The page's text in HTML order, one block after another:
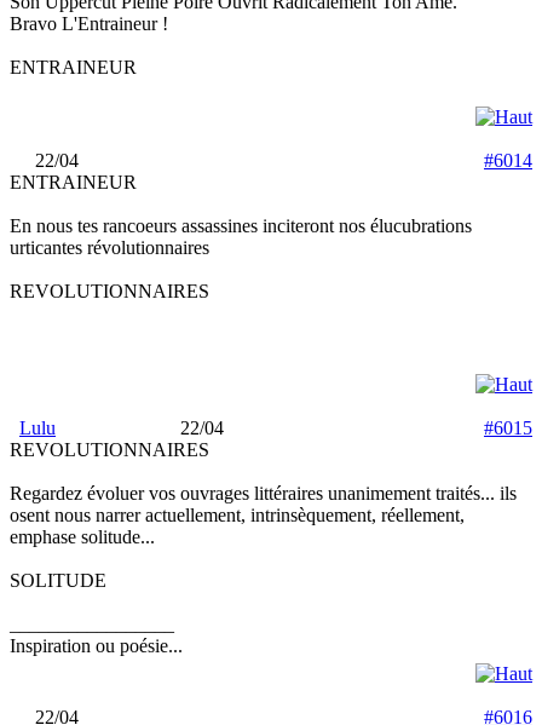
Bravo L'Entraineur !
ENTRAINEUR
22/04
#6014
ENTRAINEUR
En nous tes rancoeurs assassines inciteront nos élucubrations
urticantes révolutionnaires
REVOLUTIONNAIRES
Lulu 22/04
#6015
REVOLUTIONNAIRES
Regardez évoluer vos ouvrages littéraires unanimement traités... ils
osent nous narrer actuellement, intrinsèquement, réellement,
emphase solitude...
SOLITUDE
Inspiration ou poésie...
22/04
#6016